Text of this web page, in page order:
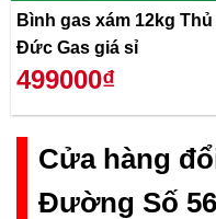
Bình gas xám 12kg Thủ
Đức Gas giá sỉ
499000₫
Cửa hàng
Đường Số